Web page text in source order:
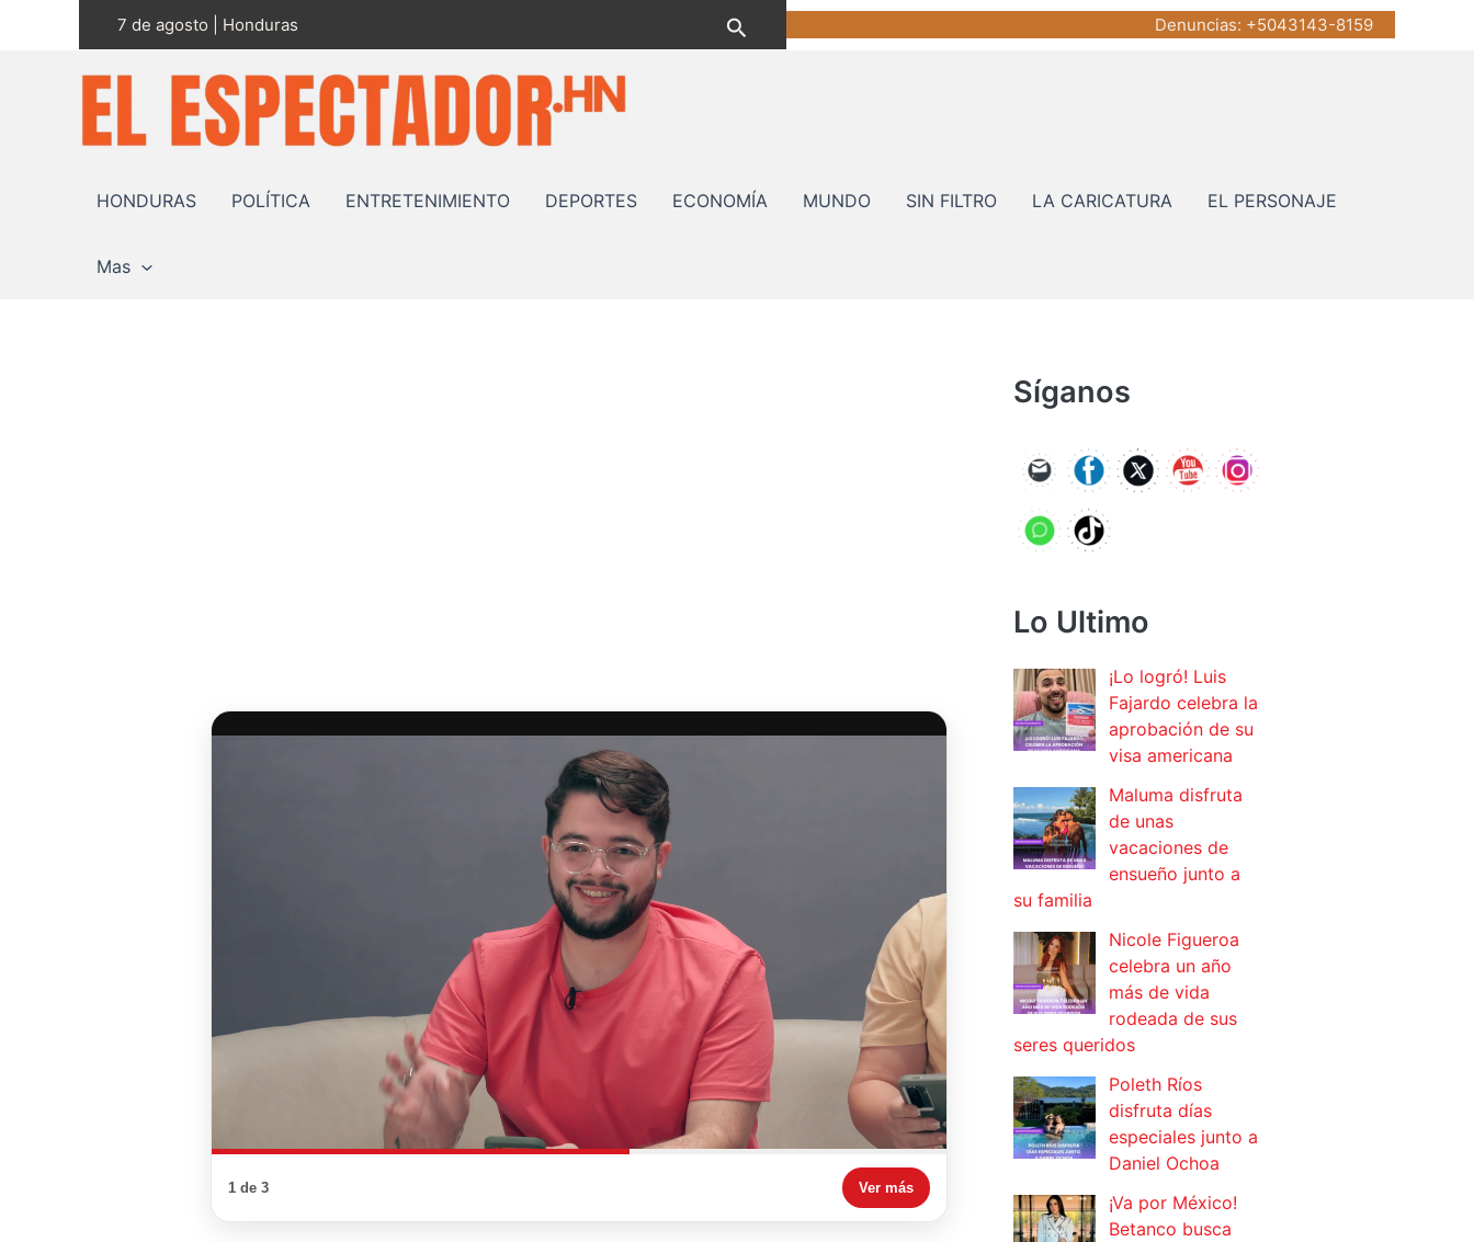
7 de agosto | Honduras Buscar Denuncias: +5043143-8159
HONDURAS POLÍTICA ENTRETENIMIENTO DEPORTES ECONOMÍA MUNDO SIN FILTRO LA CARICATURA EL PERSONAJE
Mas
1 de 3 Ver más
Síganos
Lo Ultimo
¡Lo logró! Luis
Fajardo celebra la
aprobación de su
visa americana
Maluma disfruta
de unas
vacaciones de
ensueño junto a
su familia
Nicole Figueroa
celebra un año
más de vida
rodeada de sus
seres queridos
Poleth Ríos
disfruta días
especiales junto a
Daniel Ochoa
¡Va por México!
Betanco busca